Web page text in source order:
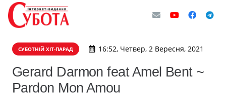
СУБОТНІЙ ХІТ-ПАРАД 16:52, Четвер, 2 Вересня, 2021
Gerard Darmon feat Amel Bent ~
Pardon Mon Amou